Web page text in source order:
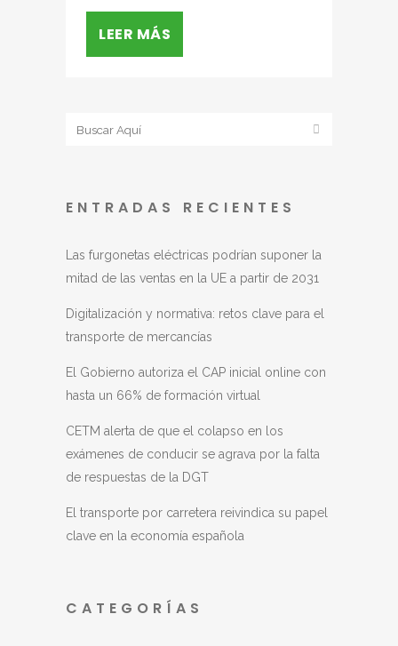
LEER MÁS
ENTRADAS RECIENTES
Las furgonetas eléctricas podrían suponer la
mitad de las ventas en la UE a partir de 2031
Digitalización y normativa: retos clave para el
transporte de mercancías
El Gobierno autoriza el CAP inicial online con
hasta un 66% de formación virtual
CETM alerta de que el colapso en los
exámenes de conducir se agrava por la falta
de respuestas de la DGT
El transporte por carretera reivindica su papel
clave en la economía española
CATEGORÍAS